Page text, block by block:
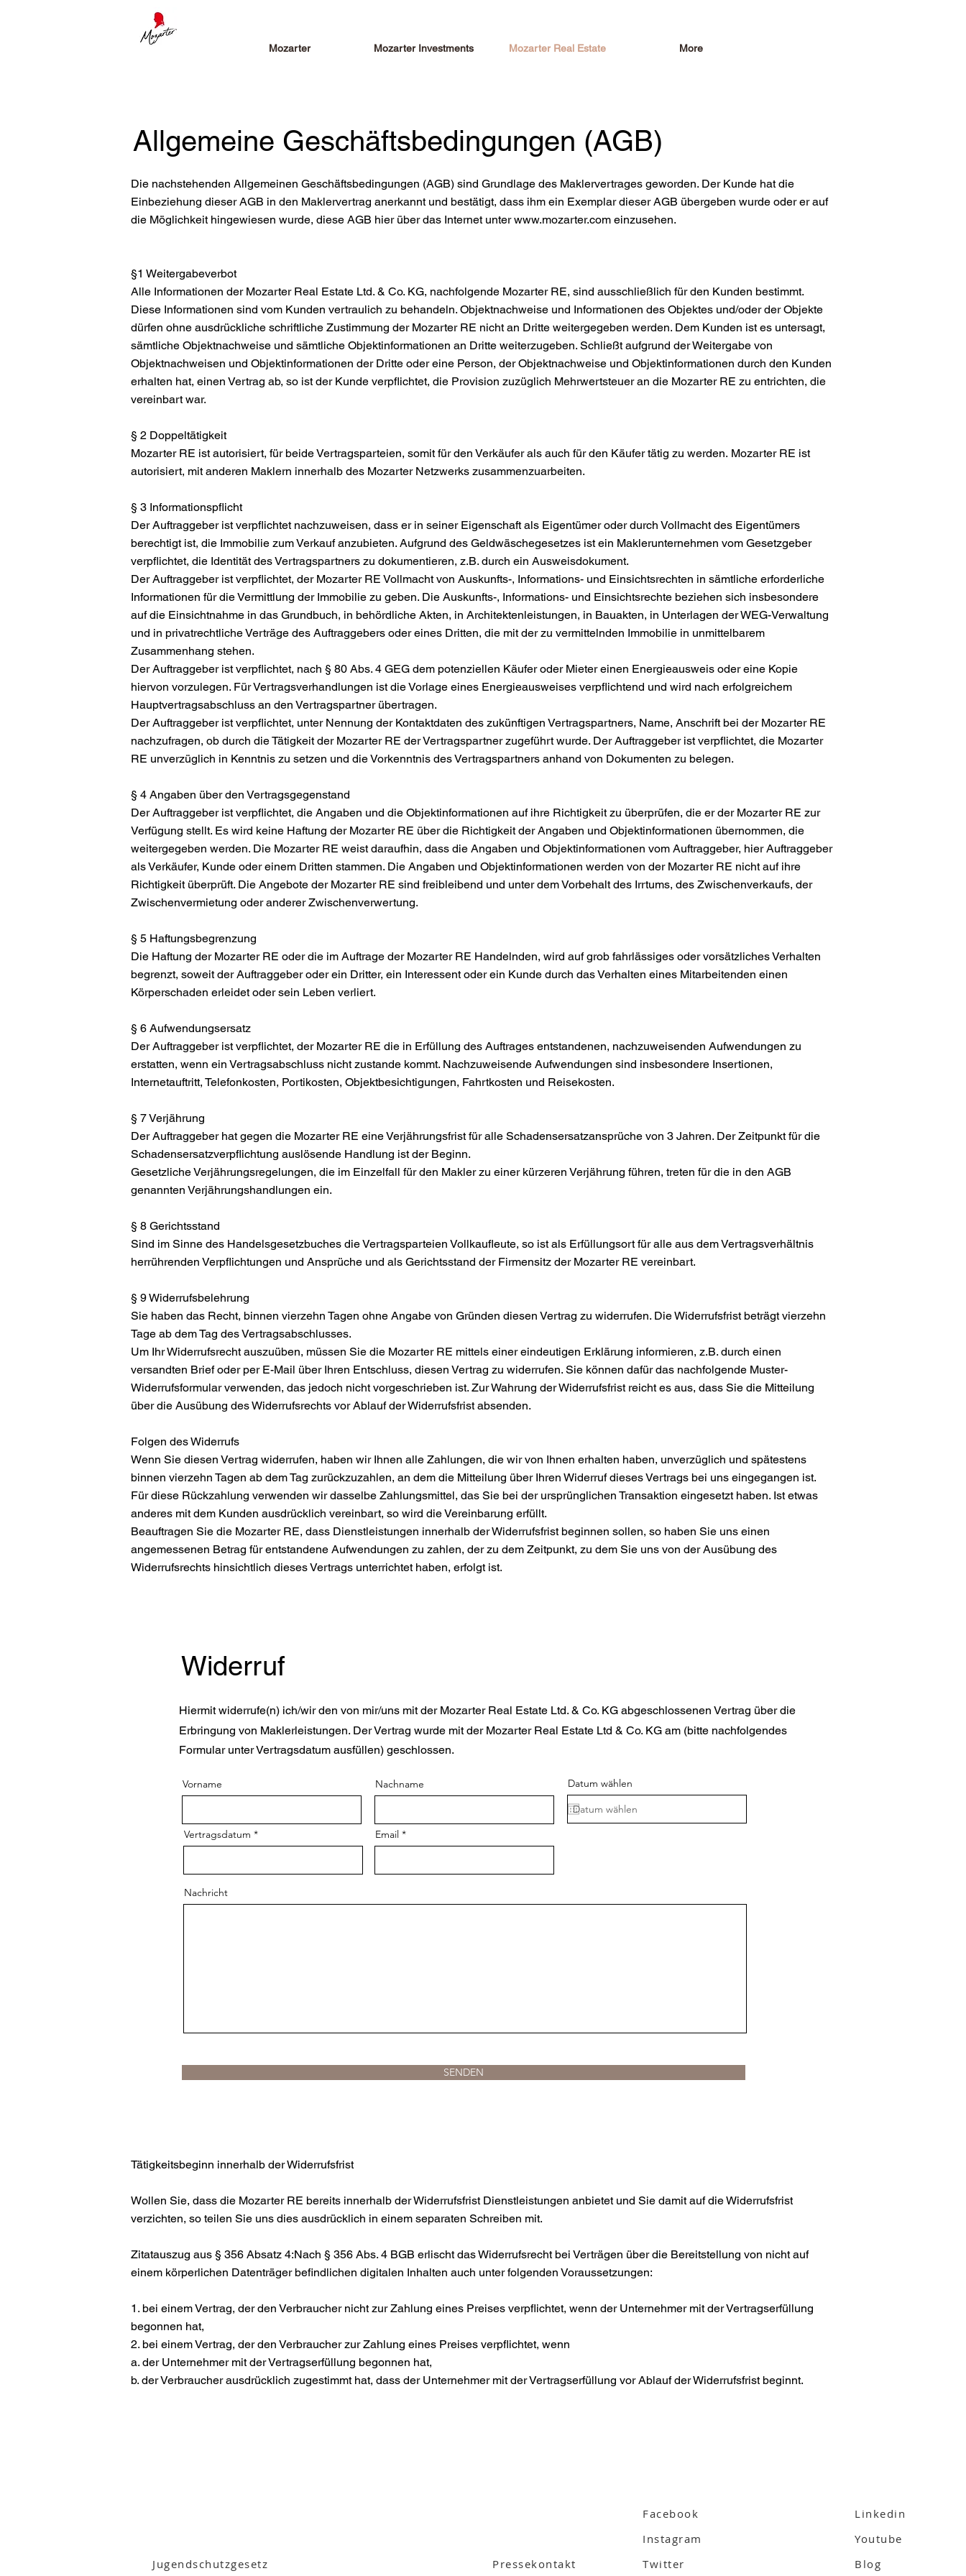
Mozarter Mozarter Investments Mozarter Real Estate More
Allgemeine Geschäftsbedingungen (AGB)
Die nachstehenden Allgemeinen Geschäftsbedingungen (AGB) sind Grundlage des Maklervertrages geworden. Der Kunde hat die
Einbeziehung dieser AGB in den Maklervertrag anerkannt und bestätigt, dass ihm ein Exemplar dieser AGB übergeben wurde oder er auf
die Möglichkeit hingewiesen wurde, diese AGB hier über das Internet unterwww.mozarter.com einzusehen.
§1 Weitergabeverbot
Alle Informationen der Mozarter Real Estate Ltd. & Co. KG, nachfolgende Mozarter RE, sind ausschließlich für den Kunden bestimmt.
Diese Informationen sind vom Kunden vertraulich zu behandeln. Objektnachweise und Informationen des Objektes und/oder der Objekte
dürfen ohne ausdrückliche schriftliche Zustimmung der Mozarter RE nicht an Dritte weitergegeben werden. Dem Kunden ist es untersagt,
sämtliche Objektnachweise und sämtliche Objektinformationen an Dritte weiterzugeben. Schließt aufgrund der Weitergabe von
Objektnachweisen und Objektinformationen der Dritte oder eine Person, der Objektnachweise und Objektinformationen durch den Kunden
erhalten hat, einen Vertrag ab, so ist der Kunde verpflichtet, die Provision zuzüglich Mehrwertsteuer an die Mozarter RE zu entrichten, die
vereinbart war.
§ 2 Doppeltätigkeit
Mozarter RE ist autorisiert, für beide Vertragsparteien, somit für den Verkäufer als auch für den Käufer tätig zu werden. Mozarter RE ist
autorisiert, mit anderen Maklern innerhalb des Mozarter Netzwerks zusammenzuarbeiten.
§ 3 Informationspflicht
Der Auftraggeber ist verpflichtet nachzuweisen, dass er in seiner Eigenschaft als Eigentümer oder durch Vollmacht des Eigentümers
berechtigt ist, die Immobilie zum Verkauf anzubieten. Aufgrund des Geldwäschegesetzes ist ein Maklerunternehmen vom Gesetzgeber
verpflichtet, die Identität des Vertragspartners zu dokumentieren, z.B. durch ein Ausweisdokument.
Der Auftraggeber ist verpflichtet, der Mozarter RE Vollmacht von Auskunfts-, Informations- und Einsichtsrechten in sämtliche erforderliche
Informationen für die Vermittlung der Immobilie zu geben. Die Auskunfts-, Informations- und Einsichtsrechte beziehen sich insbesondere
auf die Einsichtnahme in das Grundbuch, in behördliche Akten, in Architektenleistungen, in Bauakten, in Unterlagen der WEG-Verwaltung
und in privatrechtliche Verträge des Auftraggebers oder eines Dritten, die mit der zu vermittelnden Immobilie in unmittelbarem
Zusammenhang stehen.
Der Auftraggeber ist verpflichtet, nach § 80 Abs. 4 GEG dem potenziellen Käufer oder Mieter einen Energieausweis oder eine Kopie
hiervon vorzulegen. Für Vertragsverhandlungen ist die Vorlage eines Energieausweises verpflichtend und wird nach erfolgreichem
Hauptvertragsabschluss an den Vertragspartner übertragen.
Der Auftraggeber ist verpflichtet, unter Nennung der Kontaktdaten des zukünftigen Vertragspartners, Name, Anschrift bei der Mozarter RE
nachzufragen, ob durch die Tätigkeit der Mozarter RE der Vertragspartner zugeführt wurde. Der Auftraggeber ist verpflichtet, die Mozarter
RE unverzüglich in Kenntnis zu setzen und die Vorkenntnis des Vertragspartners anhand von Dokumenten zu belegen.
§ 4 Angaben über den Vertragsgegenstand
Der Auftraggeber ist verpflichtet, die Angaben und die Objektinformationen auf ihre Richtigkeit zu überprüfen, die er der Mozarter RE zur
Verfügung stellt. Es wird keine Haftung der Mozarter RE über die Richtigkeit der Angaben und Objektinformationen übernommen, die
weitergegeben werden. Die Mozarter RE weist daraufhin, dass die Angaben und Objektinformationen vom Auftraggeber, hier Auftraggeber
als Verkäufer, Kunde oder einem Dritten stammen. Die Angaben und Objektinformationen werden von der Mozarter RE nicht auf ihre
Richtigkeit überprüft. Die Angebote der Mozarter RE sind freibleibend und unter dem Vorbehalt des Irrtums, des Zwischenverkaufs, der
Zwischenvermietung oder anderer Zwischenverwertung.
§ 5 Haftungsbegrenzung
Die Haftung der Mozarter RE oder die im Auftrage der Mozarter RE Handelnden, wird auf grob fahrlässiges oder vorsätzliches Verhalten
begrenzt, soweit der Auftraggeber oder ein Dritter, ein Interessent oder ein Kunde durch das Verhalten eines Mitarbeitenden einen
Körperschaden erleidet oder sein Leben verliert.
§ 6 Aufwendungsersatz
Der Auftraggeber ist verpflichtet, der Mozarter RE die in Erfüllung des Auftrages entstandenen, nachzuweisenden Aufwendungen zu
erstatten, wenn ein Vertragsabschluss nicht zustande kommt. Nachzuweisende Aufwendungen sind insbesondere Insertionen,
Internetauftritt, Telefonkosten, Portikosten, Objektbesichtigungen, Fahrtkosten und Reisekosten.
§ 7 Verjährung
Der Auftraggeber hat gegen die Mozarter RE eine Verjährungsfrist für alle Schadensersatzansprüche von 3 Jahren. Der Zeitpunkt für die
Schadensersatzverpflichtung auslösende Handlung ist der Beginn.
Gesetzliche Verjährungsregelungen, die im Einzelfall für den Makler zu einer kürzeren Verjährung führen, treten für die in den AGB
genannten Verjährungshandlungen ein.
§ 8 Gerichtsstand
Sind im Sinne des Handelsgesetzbuches die Vertragsparteien Vollkaufleute, so ist als Erfüllungsort für alle aus dem Vertragsverhältnis
herrührenden Verpflichtungen und Ansprüche und als Gerichtsstand der Firmensitz der Mozarter RE vereinbart.
§ 9 Widerrufsbelehrung
Sie haben das Recht, binnen vierzehn Tagen ohne Angabe von Gründen diesen Vertrag zu widerrufen. Die Widerrufsfrist beträgt vierzehn
Tage ab dem Tag des Vertragsabschlusses.
Um Ihr Widerrufsrecht auszuüben, müssen Sie die Mozarter RE mittels einer eindeutigen Erklärung informieren, z.B. durch einen
versandten Brief oder per E-Mail über Ihren Entschluss, diesen Vertrag zu widerrufen. Sie können dafür das nachfolgende Muster-
Widerrufsformular verwenden, das jedoch nicht vorgeschrieben ist. Zur Wahrung der Widerrufsfrist reicht es aus, dass Sie die Mitteilung
über die Ausübung des Widerrufsrechts vor Ablauf der Widerrufsfrist absenden.
Folgen des Widerrufs
Wenn Sie diesen Vertrag widerrufen, haben wir Ihnen alle Zahlungen, die wir von Ihnen erhalten haben, unverzüglich und spätestens
binnen vierzehn Tagen ab dem Tag zurückzuzahlen, an dem die Mitteilung über Ihren Widerruf dieses Vertrags bei uns eingegangen ist.
Für diese Rückzahlung verwenden wir dasselbe Zahlungsmittel, das Sie bei der ursprünglichen Transaktion eingesetzt haben. Ist etwas
anderes mit dem Kunden ausdrücklich vereinbart, so wird die Vereinbarung erfüllt.
Beauftragen Sie die Mozarter RE, dass Dienstleistungen innerhalb der Widerrufsfrist beginnen sollen, so haben Sie uns einen
angemessenen Betrag für entstandene Aufwendungen zu zahlen, der zu dem Zeitpunkt, zu dem Sie uns von der Ausübung des
Widerrufsrechts hinsichtlich dieses Vertrags unterrichtet haben, erfolgt ist.
Widerruf
Hiermit widerrufe(n) ich/wir den von mir/uns mit der Mozarter Real Estate Ltd. & Co. KG abgeschlossenen Vertrag über die
Erbringung von Maklerleistungen. Der Vertrag wurde mit der Mozarter Real Estate Ltd & Co. KG am (bitte nachfolgendes
Formular unter Vertragsdatum ausfüllen) geschlossen.
Vorname
Vertragsdatum
Nachname
Email
Datum wählen
Nachricht
SENDEN
Tätigkeitsbeginn innerhalb der Widerrufsfrist
Wollen Sie, dass die Mozarter RE bereits innerhalb der Widerrufsfrist Dienstleistungen anbietet und Sie damit auf die Widerrufsfrist
verzichten, so teilen Sie uns dies ausdrücklich in einem separaten Schreiben mit.
Zitatauszug aus § 356 Absatz 4:Nach § 356 Abs. 4 BGB erlischt das Widerrufsrecht bei Verträgen über die Bereitstellung von nicht auf
einem körperlichen Datenträger befindlichen digitalen Inhalten auch unter folgenden Voraussetzungen:
1. bei einem Vertrag, der den Verbraucher nicht zur Zahlung eines Preises verpflichtet, wenn der Unternehmer mit der Vertragserfüllung
begonnen hat,
2. bei einem Vertrag, der den Verbraucher zur Zahlung eines Preises verpflichtet, wenn
a. der Unternehmer mit der Vertragserfüllung begonnen hat,
b. der Verbraucher ausdrücklich zugestimmt hat, dass der Unternehmer mit der Vertragserfüllung vor Ablauf der Widerrufsfrist beginnt.
Jugendschutzgesetz
Pressekontakt
Facebook
Instagram
Twitter
Linkedin
Youtube
Blog